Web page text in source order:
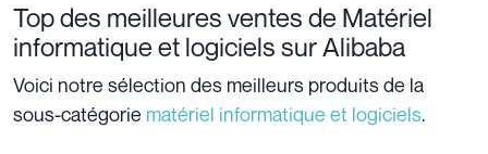
Top des meilleures ventes de Matériel
informatique et logiciels sur Alibaba
Voici notre sélection des meilleurs produits de la
sous-catégorie matériel informatique et logiciels.